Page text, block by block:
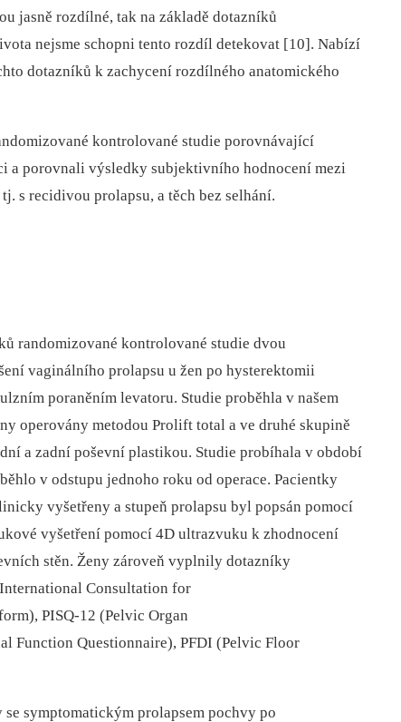
jasně rozdílné, tak na základě dotazníků
nejsme schopni tento rozdíl detekovat [10]. Nabízí
dotazníků k zachycení rozdílného anatomického
kontrolované studie porovnávající
a porovnali výsledky subjektivního hodnocení mezi
s recidivou prolapsu, a těch bez selhání.
randomizované kontrolované studie dvou
vaginálního prolapsu u žen po hysterektomii
poraněním levatoru. Studie proběhla v našem
operovány metodou Prolift total a ve druhé skupině
a zadní poševní plastikou. Studie probíhala v období
v odstupu jednoho roku od operace. Pacientky
vyšetřeny a stupeň prolapsu byl popsán pomocí
vyšetření pomocí 4D ultrazvuku k zhodnocení
stěn. Ženy zároveň vyplnily dotazníky
Consultation for
PISQ-12 (Pelvic Organ
Function Questionnaire), PFDI (Pelvic Floor
symptomatickým prolapsem pochvy po